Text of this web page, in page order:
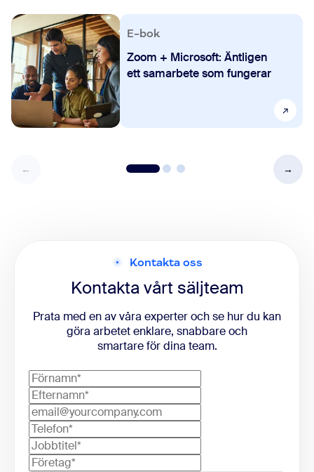
E-bok
Zoom + Microsoft: Äntligen
ett samarbete som fungerar
Kontakta oss
Kontakta vårt säljteam
Prata med en av våra experter och se hur du kan
göra arbetet enklare, snabbare och
smartare för dina team.